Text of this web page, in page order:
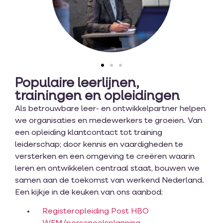
Populaire leerlijnen,
trainingen en opleidingen
Als betrouwbare leer- en ontwikkelpartner helpen
we organisaties en medewerkers te groeien. Van
een opleiding klantcontact tot training
leiderschap; door kennis en vaardigheden te
versterken en een omgeving te creëren waarin
leren en ontwikkelen centraal staat, bouwen we
samen aan de toekomst van werkend Nederland.
Een kijkje in de keuken van ons aanbod:
Registeropleiding Post HBO